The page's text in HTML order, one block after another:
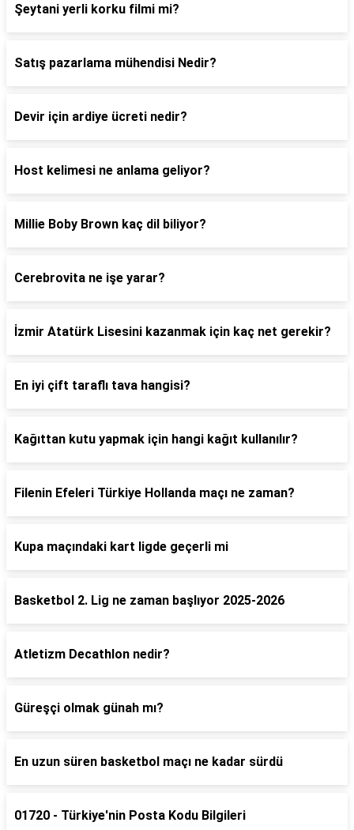
Şeytani yerli korku filmi mi?
Satış pazarlama mühendisi Nedir?
Devir için ardiye ücreti nedir?
Host kelimesi ne anlama geliyor?
Millie Boby Brown kaç dil biliyor?
Cerebrovita ne işe yarar?
İzmir Atatürk Lisesini kazanmak için kaç net gerekir?
En iyi çift taraflı tava hangisi?
Kağıttan kutu yapmak için hangi kağıt kullanılır?
Filenin Efeleri Türkiye Hollanda maçı ne zaman?
Kupa maçındaki kart ligde geçerli mi
Basketbol 2. Lig ne zaman başlıyor 2025-2026
Atletizm Decathlon nedir?
Güreşçi olmak günah mı?
En uzun süren basketbol maçı ne kadar sürdü
01720 - Türkiye'nin Posta Kodu Bilgileri